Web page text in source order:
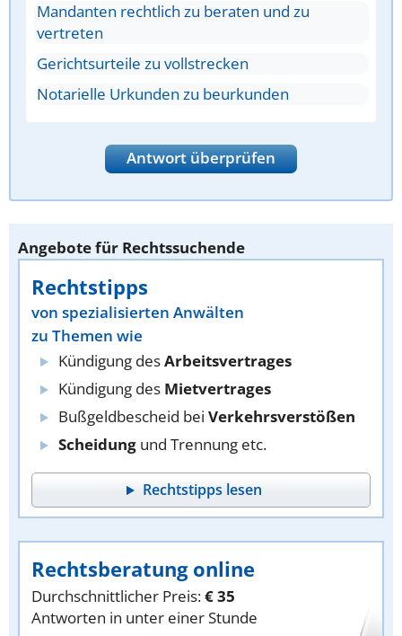
Mandanten rechtlich zu beraten und zu
vertreten
Gerichtsurteile zu vollstrecken
Notarielle Urkunden zu beurkunden
Antwort überprüfen
Angebote für Rechtssuchende
Rechtstipps
von spezialisierten Anwälten
zu Themen wie
Kündigung desArbeitsvertrages
Kündigung des Mietvertrages
Bußgeldbescheid bei Verkehrsverstößen
Scheidung und Trennung etc.
Rechtstipps lesen
Rechtsberatung online
Durchschnittlicher Preis:€ 35
Antworten in unter einer Stunde